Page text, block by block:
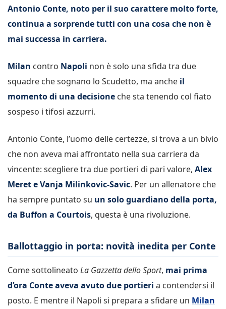
Antonio Conte, noto per il suo carattere molto forte,
continua a sorprende tutti con una cosa che non è
mai successa in carriera.
Milan contro Napoli non è solo una sfida tra due
squadre che sognano lo Scudetto, ma anche il
momento di una decisione che sta tenendo col fiato
sospeso i tifosi azzurri.
Antonio Conte, l’uomo delle certezze, si trova a un bivio
che non aveva mai affrontato nella sua carriera da
vincente: scegliere tra due portieri di pari valore, Alex
Meret e Vanja Milinkovic-Savic. Per un allenatore che
ha sempre puntato su un solo guardiano della porta,
da Buffon a Courtois, questa è una rivoluzione.
Ballottaggio in porta: novità inedita per Conte
Come sottolineato La Gazzetta dello Sport, mai prima
d’ora Conte aveva avuto due portieri a contendersi il
posto. E mentre il Napoli si prepara a sfidare un Milan